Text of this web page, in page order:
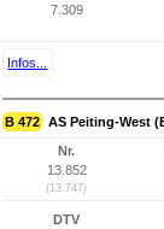
7.309
Infos...
B 472 AS Peiting-West
Nr.
13.852
(13.747)
DTV